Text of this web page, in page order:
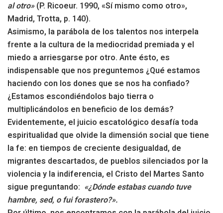
al otro»(P. Ricoeur. 1990, «Sí mismo como otro»,
Madrid, Trotta, p. 140).
Asimismo, la parábola de los talentos nos interpela
frente a la cultura de la mediocridad premiada y el
miedo a arriesgarse por otro. Ante ésto, es
indispensable que nos preguntemos ¿Qué estamos
haciendo con los dones que se nos ha confiado?
¿Estamos escondiéndolos bajo tierra o
multiplicándolos en beneficio de los demás?
Evidentemente, el juicio escatológico desafía toda
espiritualidad que olvide la dimensión social que tiene
la fe: en tiempos de creciente desigualdad, de
migrantes descartados, de pueblos silenciados por la
violencia y la indiferencia, el Cristo del Martes Santo
sigue preguntando: «¿Dónde estabas cuando tuve
hambre, sed, o fui forastero?».